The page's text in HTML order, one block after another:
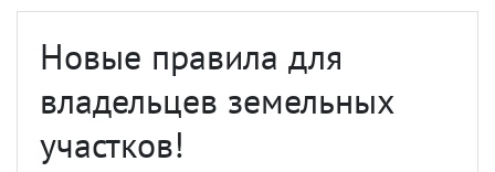
Новые правила для
владельцев земельных
участков!